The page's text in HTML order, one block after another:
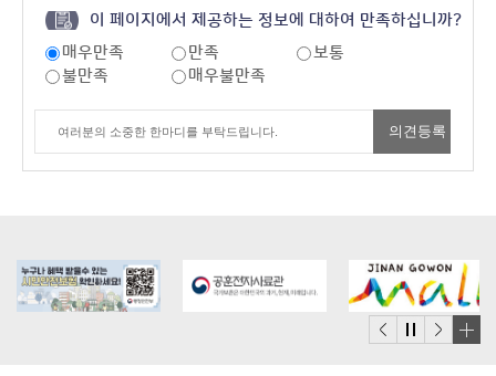
이 페이지에서 제공하는 정보에 대하여 만족하십니까?
매우만족
만족
보통
불만족
매우불만족